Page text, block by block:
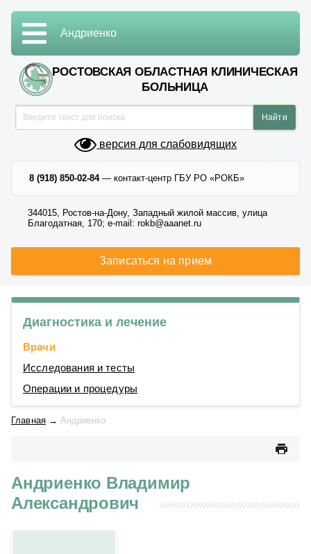
РОСТОВСКАЯ ОБЛАСТНАЯ КЛИНИЧЕСКАЯ
БОЛЬНИЦА
версия для слабовидящих
8 (918) 850-02-84— контакт-центр ГБУ РО «РОКБ»
344015, Ростов-на-Дону, Западный жилой массив, улица
Благодатная, 170; e-mail: rokb@aaanet.ru
Записаться на прием
Андриенко
Диагностика и лечение
Врачи
Исследования и тесты
Операции и процедуры
Главная →Андриенко
Андриенко Владимир
Александрович